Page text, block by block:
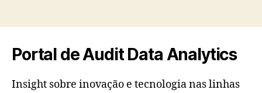
Portal de Audit Data Analytics
Insight sobre inovação e tecnologia nas linhas